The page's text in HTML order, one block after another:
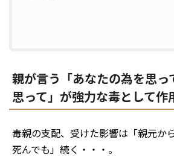
親が言う「あなたの為を思っ
思って」が強力な毒として作
毒親の支配、受けた影響は「親元か
死んでも」続く・・・。